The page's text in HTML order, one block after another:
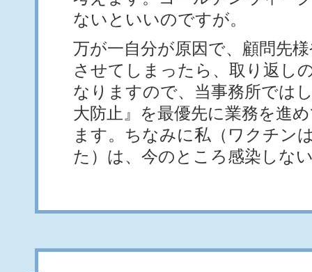
ないといいのですが。
万が一自分が原因で、顧問先
させてしまったら、取り返し
なりますので、当事務所では
大防止』を最優先に業務を進
ます。ちなみに私（ワクチン
た）は、今のところ感染しな